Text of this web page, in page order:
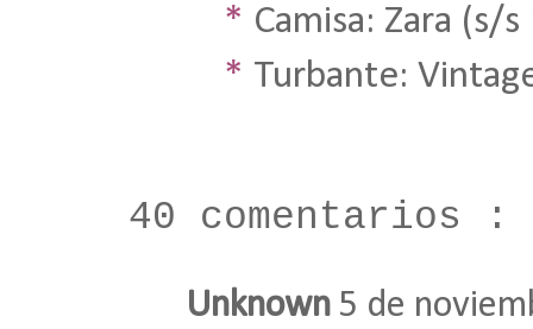
* Camisa: Zara (s/s
* Turbante:
40 comentarios :
Unknown 5 de